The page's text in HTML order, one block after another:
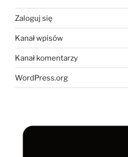
Zaloguj się
Kanał wpisów
Kanał komentarzy
WordPress.org